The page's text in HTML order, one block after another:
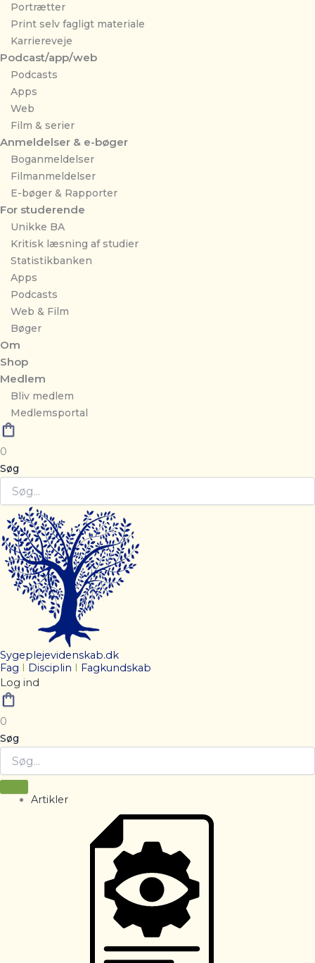
Portrætter
Print selv fagligt materiale
Karriereveje
Podcast/app/web
Podcasts
Apps
Web
Film & serier
Anmeldelser & e-bøger
Boganmeldelser
Filmanmeldelser
E-bøger & Rapporter
For studerende
Unikke BA
Kritisk læsning af studier
Statistikbanken
Apps
Podcasts
Web & Film
Bøger
Om
Shop
Medlem
Bliv medlem
Medlemsportal
0
Søg
Sygeplejevidenskab.dk
Fag
Disciplin
Fagkundskab
Log ind
0
Søg
Artikler